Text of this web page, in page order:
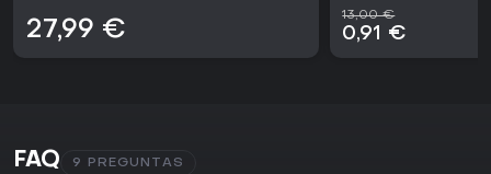
27,99 €
13,00 €
0,91 €
FAQ 9 PREGUNTAS